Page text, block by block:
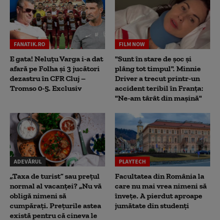
FANATIK.RO
E gata! Neluțu Varga i-a dat
afară pe Folha și 3 jucători
dezastru în CFR Cluj –
Tromso 0-5. Exclusiv
FILM NOW
"Sunt în stare de șoc și
plâng tot timpul". Minnie
Driver a trecut printr-un
accident teribil în Franța:
"Ne-am târât din mașină"
ADEVĂRUL
„Taxa de turist” sau prețul
normal al vacanței? „Nu vă
obligă nimeni să
cumpărați. Prețurile astea
există pentru că cineva le
PLAYTECH
Facultatea din România la
care nu mai vrea nimeni să
înveţe. A pierdut aproape
jumătate din studenţi